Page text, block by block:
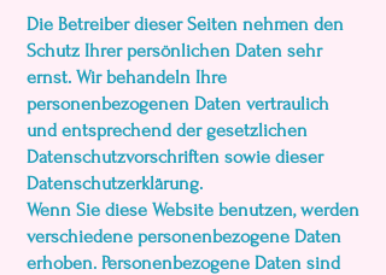
Die Betreiber dieser Seiten nehmen den
Schutz Ihrer persönlichen Daten sehr
ernst. Wir behandeln Ihre
personenbezogenen Daten vertraulich
und entsprechend der gesetzlichen
Datenschutzvorschriften sowie dieser
Datenschutzerklärung.
Wenn Sie diese Website benutzen, werden
verschiedene personenbezogene Daten
erhoben. Personenbezogene Daten sind